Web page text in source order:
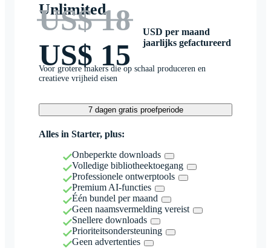
Unlimited
US$ 18
US$ 15
USD per maand
jaarlijks gefactureerd
Voor grotere makers die op schaal produceren en
creatieve vrijheid eisen
7 dagen gratis proefperiode
Alles in Starter, plus:
Onbeperkte downloads
Volledige bibliotheektoegang
Professionele ontwerptools
Premium AI-functies
Één bundel per maand
Geen naamsvermelding vereist
Snellere downloads
Prioriteitsondersteuning
Geen advertenties